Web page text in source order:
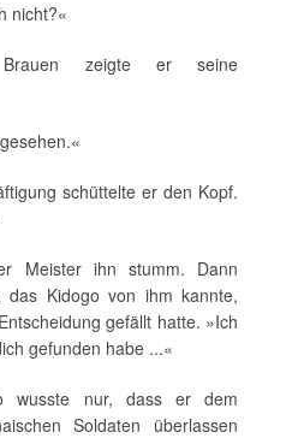
nicht?«
Brauen zeigte er seine
schüttelte er den Kopf.
Meister ihn stumm. Dann
Kidogo von ihm kannte,
gefällt hatte. »Ich
gefunden habe ...«
wusste nur, dass er dem
Soldaten überlassen